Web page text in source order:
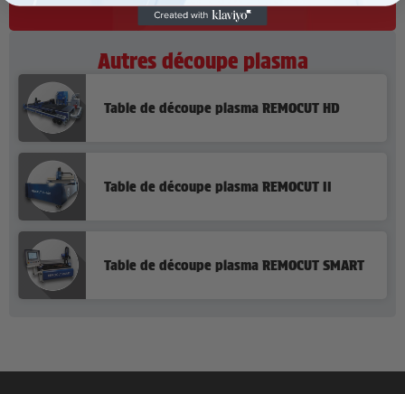
Autres découpe plasma
Table de découpe plasma REMOCUT HD
Table de découpe plasma REMOCUT II
Table de découpe plasma REMOCUT SMART